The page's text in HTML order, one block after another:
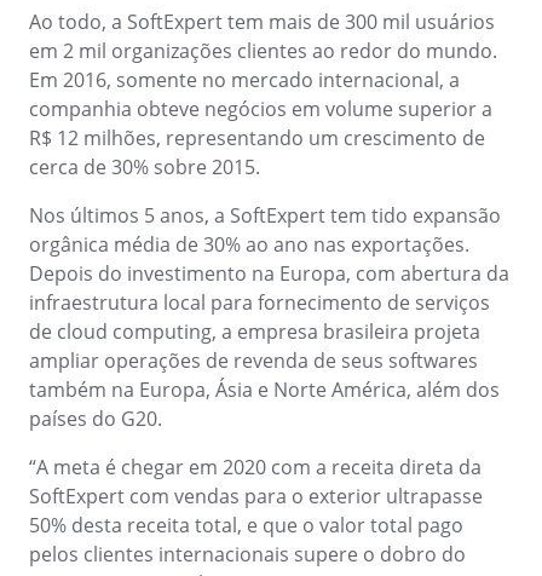
Educação
Mineração e Metalurgia
Produtos Químicos
Serviços e Consultoria
Varejo, Atacado e Distribuição
ISO 9001
ISO 22000
ISO 42001
ISO/IEC 17025
FSSC 22000
ISO 14001
ISO 15189
Six Sigma
PMBOK
BSC
Requirement
SPC
Storeroom
Supplier
Supply
Time Control
Ao todo, a SoftExpert tem mais de 300 mil usuários
em 2 mil organizações clientes ao redor do mundo.
Em 2016, somente no mercado internacional, a
companhia obteve negócios em volume superior a
R$ 12 milhões, representando um crescimento de
cerca de 30% sobre 2015.
Nos últimos 5 anos, a SoftExpert tem tido expansão
orgânica média de 30% ao ano nas exportações.
Depois do investimento na Europa, com abertura da
infraestrutura local para fornecimento de serviços
de cloud computing, a empresa brasileira projeta
ampliar operações de revenda de seus softwares
também na Europa, Ásia e Norte América, além dos
países do G20.
“A meta é chegar em 2020 com a receita direta da
SoftExpert com vendas para o exterior ultrapasse
50% desta receita total, e que o valor total pago
pelos clientes internacionais supere o dobro do